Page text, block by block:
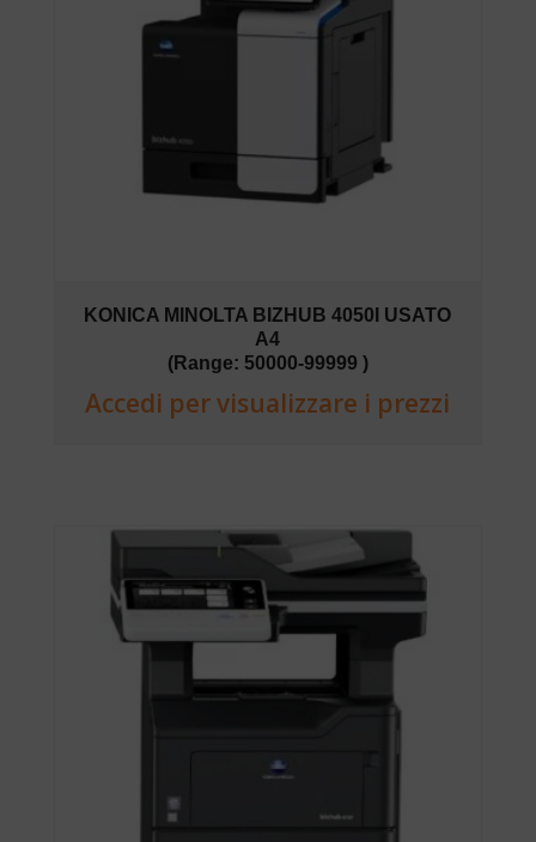
KONICA MINOLTA BIZHUB 4050I USATO
A4
(Range: 50000-99999 )
Accedi per visualizzare i prezzi